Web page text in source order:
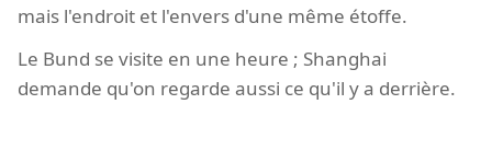
mais l'endroit et l'envers d'une même étoffe.
Le Bund se visite en une heure ; Shanghai
demande qu'on regarde aussi ce qu'il y a derrière.